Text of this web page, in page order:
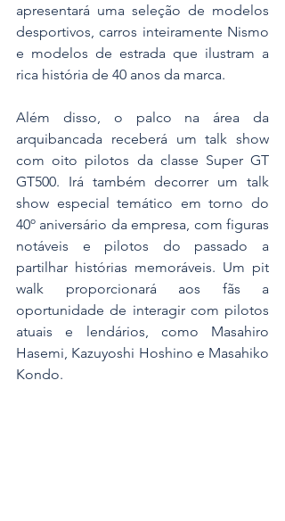
apresentará uma seleção de modelos
desportivos, carros inteiramente Nismo
e modelos de estrada que ilustram a
rica história de 40 anos da marca.
Além disso, o palco na área da
arquibancada receberá um talk show
com oito pilotos da classe Super GT
GT500. Irá também decorrer um talk
show especial temático em torno do
40º aniversário da empresa, com figuras
notáveis e pilotos do passado a
partilhar histórias memoráveis. Um pit
walk proporcionará aos fãs a
oportunidade de interagir com pilotos
atuais e lendários, como Masahiro
Hasemi, Kazuyoshi Hoshino e Masahiko
Kondo.